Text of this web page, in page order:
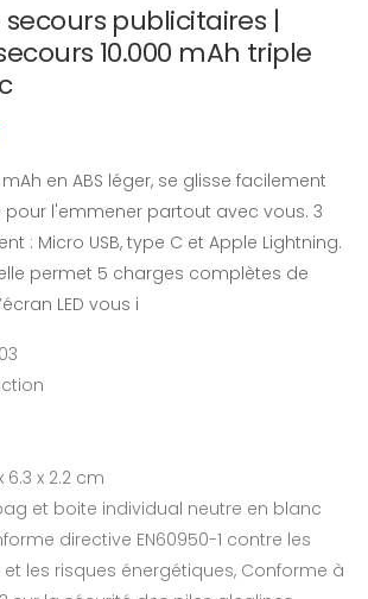
publicitaires |
10.000 mAh triple
en ABS léger, se glisse facilement
l'emmener partout avec vous. 3
: Micro USB, type C et Apple Lightning.
permet 5 charges complètes de
LED vous i
6.3 x 2.2 cm
et boite individual neutre en blanc
directive EN60950-1 contre les
les risques énergétiques, Conforme à